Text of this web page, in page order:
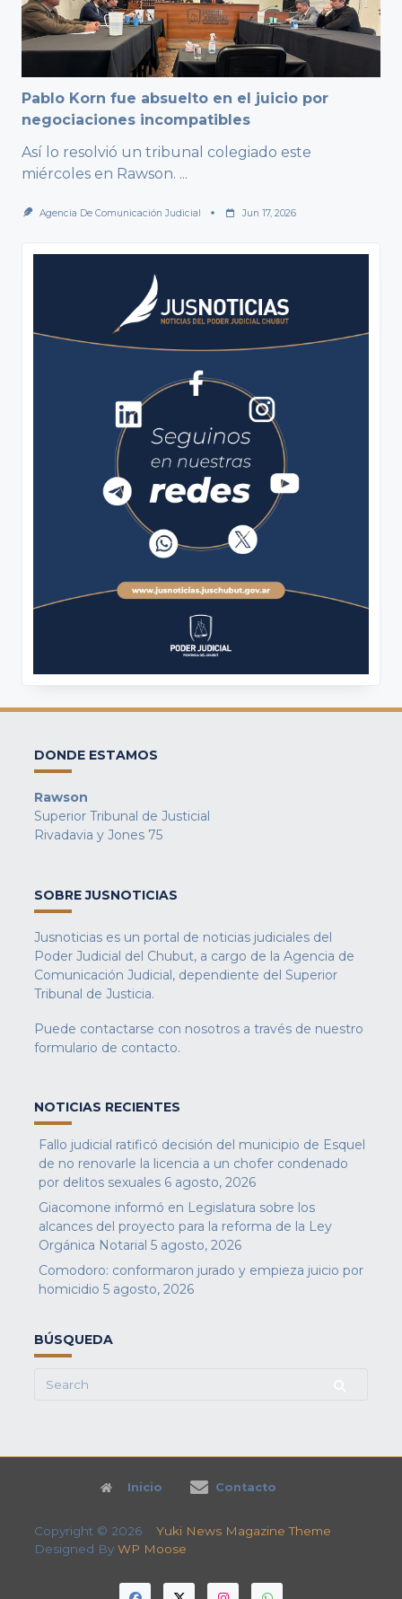
Pablo Korn fue absuelto en el juicio por
negociaciones incompatibles
Así lo resolvió un tribunal colegiado este
miércoles en Rawson. ...
Agencia De Comunicación Judicial Jun 17, 2026
DONDE ESTAMOS
Rawson
Superior Tribunal de Justicial
Rivadavia y Jones 75
SOBRE JUSNOTICIAS
Jusnoticias es un portal de noticias judiciales del
Poder Judicial del Chubut, a cargo de la Agencia de
Comunicación Judicial, dependiente del Superior
Tribunal de Justicia.
Puede contactarse con nosotros a través de nuestro
formulario de contacto.
NOTICIAS RECIENTES
Fallo judicial ratificó decisión del municipio de Esquel
de no renovarle la licencia a un chofer condenado
por delitos sexuales 6 agosto, 2026
Giacomone informó en Legislatura sobre los
alcances del proyecto para la reforma de la Ley
Orgánica Notarial 5 agosto, 2026
Comodoro: conformaron jurado y empieza juicio por
homicidio 5 agosto, 2026
BÚSQUEDA
Search
Inicio Contacto
Copyright © 2026 Yuki News Magazine Theme
Designed By WP Moose